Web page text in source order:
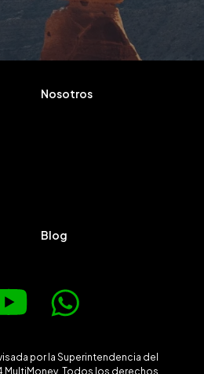
por la Superintendencia del
MultiMoney. Todos los derechos
Nosotros
Blog